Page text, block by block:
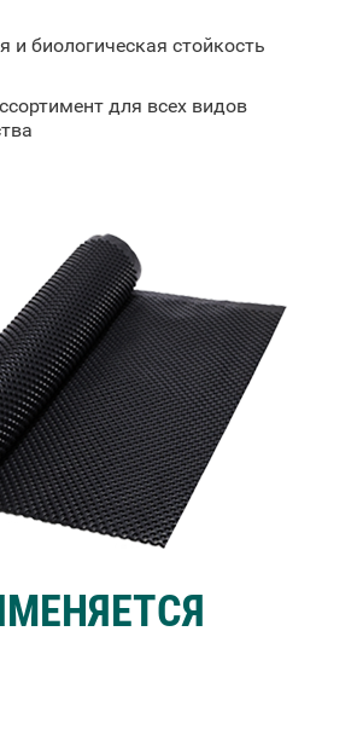
и биологическая стойкость
для всех видов